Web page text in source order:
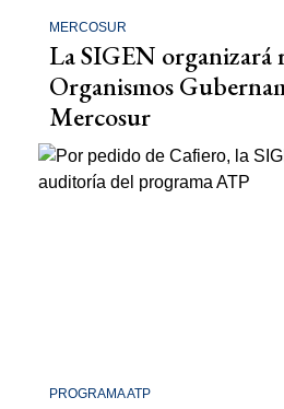
MERCOSUR
La SIGEN organizará
Organismos
Mercosur
PROGRAMA ATP